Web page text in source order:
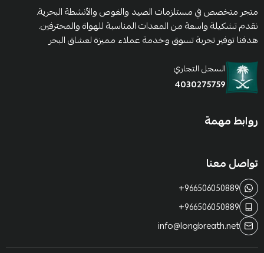
متجر متخصص في مستلزمات الصيد والغوص والأنشطة البحرية.
نقدم تشكيلة واسعة من المعدات المناسبة للهواة والمحترفين.
هدفنا توفير تجربة تسوق وخدمة عملاء مميزة لعشاق البحر
السجل التجاري
4030275759
روابط مهمة
تواصل معنا
+966506050889
+966506050889
info@longbreath.net